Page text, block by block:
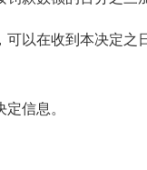
以在收到本决定
信息。